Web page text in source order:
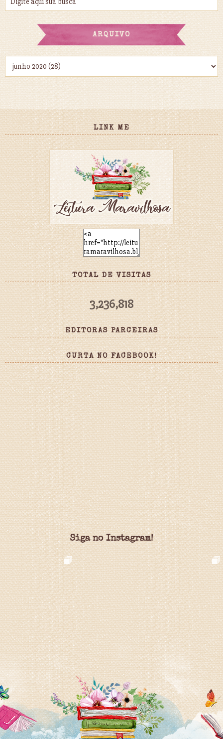
ARQUIVO
LINK ME
TOTAL DE VISITAS
3,236,818
EDITORAS PARCEIRAS
CURTA NO FACEBOOK!
Siga no Instagram!